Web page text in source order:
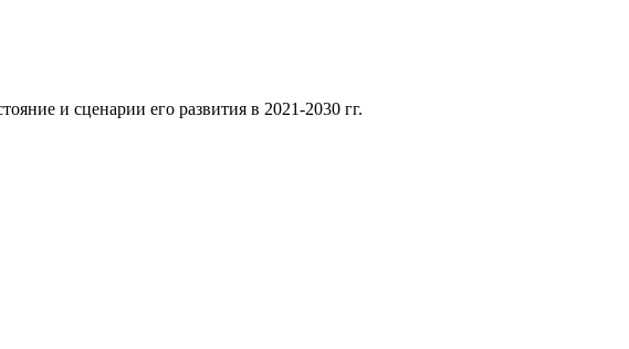
и сценарии его развития в 2021-2030 гг.